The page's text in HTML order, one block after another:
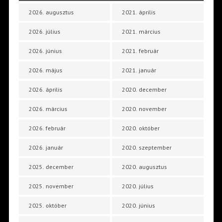
2026. augusztus
2026. július
2026. június
2026. május
2026. április
2026. március
2026. február
2026. január
2025. december
2025. november
2025. október
2021. április
2021. március
2021. február
2021. január
2020. december
2020. november
2020. október
2020. szeptember
2020. augusztus
2020. július
2020. június